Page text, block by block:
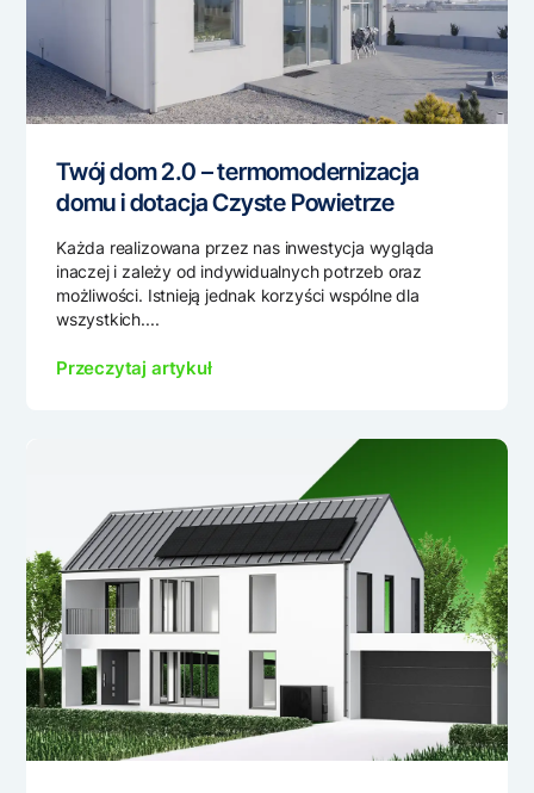
Twój dom 2.0 – termomodernizacja
domu i dotacja Czyste Powietrze
Każda realizowana przez nas inwestycja wygląda
inaczej i zależy od indywidualnych potrzeb oraz
możliwości. Istnieją jednak korzyści wspólne dla
wszystkich....
Przeczytaj artykuł